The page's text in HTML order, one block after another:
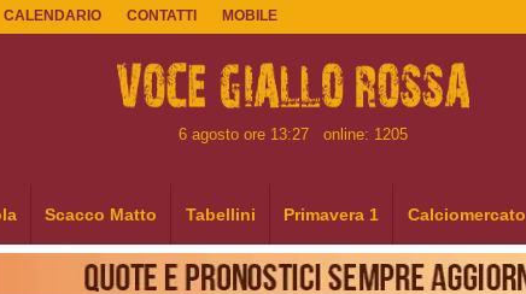
CALENDARIO CONTATTI MOBILE
6 agosto ore 13:27 online: 1205
Scacco Matto Tabellini Primavera 1 Calciomercato